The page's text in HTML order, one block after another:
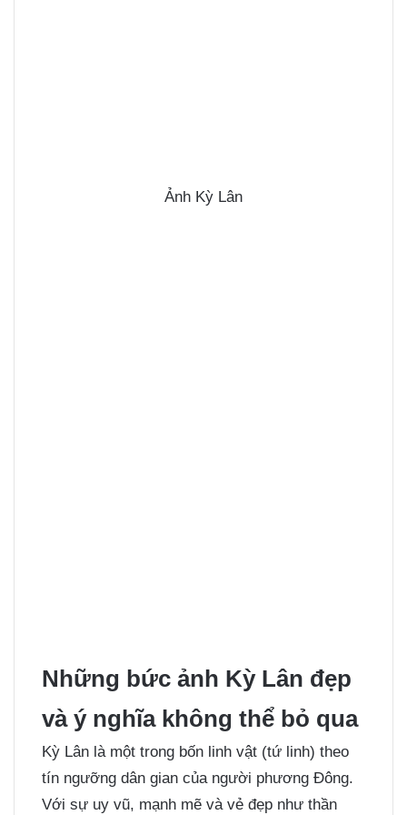
Ảnh Kỳ Lân
Những bức ảnh Kỳ Lân đẹp
và ý nghĩa không thể bỏ qua
Kỳ Lân là một trong bốn linh vật (tứ linh) theo
tín ngưỡng dân gian của người phương Đông.
Với sự uy vũ, mạnh mẽ và vẻ đẹp như thần